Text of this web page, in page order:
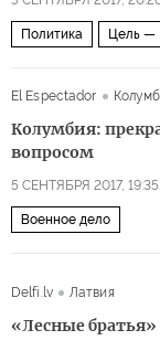
Политика Цель —
El Espectador
Колумбия:
вопросом
5 СЕНТЯБРЯ 2017, 19:35
Военное дело
Delfi.lv Латвия
«Лесные